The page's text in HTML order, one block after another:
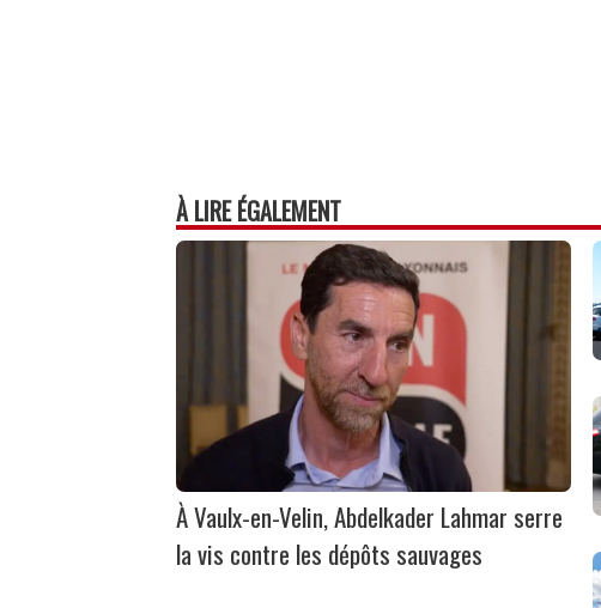
À LIRE ÉGALEMENT
À Vaulx-en-Velin, Abdelkader Lahmar serre
la vis contre les dépôts sauvages